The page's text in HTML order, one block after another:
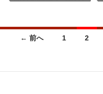
ナ
← 前へ 1 2